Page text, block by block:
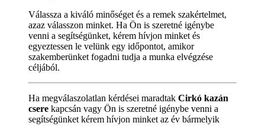
Válassza a kiváló minőséget és a remek szakértelmet,
azaz válasszon minket. Ha Ön is szeretné igénybe
venni a segítségünket, kérem hívjon minket és
egyeztessen le velünk egy időpontot, amikor
szakemberünket fogadni tudja a munka elvégzése
céljából.
Ha megválaszolatlan kérdései maradtak Cirkó kazán
csere kapcsán vagy Ön is szeretné igénybe venni a
segítségünket kérem hívjon minket az év bármelyik